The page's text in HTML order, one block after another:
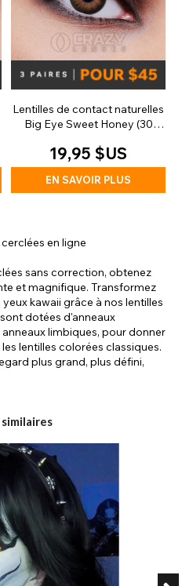
Lentilles de contact naturelles
Big Eye Sweet Honey (30
19,95 $US
EN SAVOIR PLUS
en ligne
sans correction, obtenez
et magnifique. Transformez
kawaii grâce à nos lentilles
dotées d'anneaux
limbiques, pour donner
lentilles colorées classiques.
plus grand, plus défini,
aux États-Unis, où la
on voit de plus en plus de
de contact colorées.
naturelle de ses yeux
vertes sont un choix
Essayez-le vous-même avec
Dolly.
naturelles de lentilles
similaires